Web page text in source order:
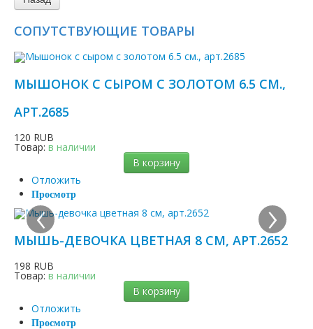
СОПУТСТВУЮЩИЕ ТОВАРЫ
МЫШОНОК С СЫРОМ C ЗОЛОТОМ 6.5 СМ.,
АРТ.2685
120 RUB
Товар: в наличии
В корзину
Отложить
Просмотр
МЫШЬ-ДЕВОЧКА ЦВЕТНАЯ 8 СМ, АРТ.2652
198 RUB
Товар: в наличии
В корзину
Отложить
Просмотр
‹ ›